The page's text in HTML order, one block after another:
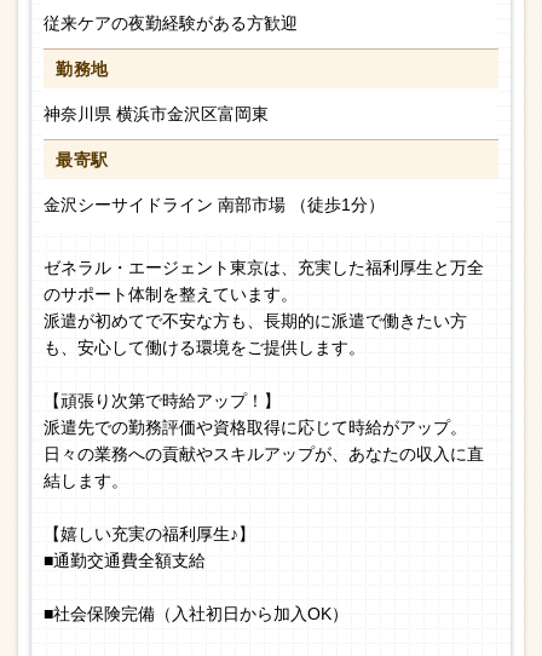
従来ケアの夜勤経験がある方歓迎
勤務地
神奈川県 横浜市金沢区富岡東
最寄駅
金沢シーサイドライン 南部市場 （徒歩1分）
ゼネラル・エージェント東京は、充実した福利厚生と万全
のサポート体制を整えています。
派遣が初めてで不安な方も、長期的に派遣で働きたい方
も、安心して働ける環境をご提供します。
【頑張り次第で時給アップ！】
派遣先での勤務評価や資格取得に応じて時給がアップ。
日々の業務への貢献やスキルアップが、あなたの収入に直
結します。
【嬉しい充実の福利厚生♪】
■通勤交通費全額支給
■社会保険完備（入社初日から加入OK）